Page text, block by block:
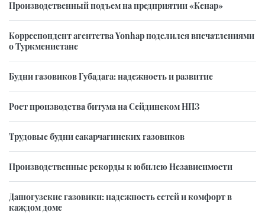
Производственный подъем на предприятии «Кенар»
Корреспондент агентства Yonhap поделился впечатлениями
о Туркменистане
Будни газовиков Губадага: надежность и развитие
Рост производства битума на Сейдинском НПЗ
Трудовые будни сакарчагинских газовиков
Производственные рекорды к юбилею Независимости
Дашогузские газовики: надежность сетей и комфорт в
каждом доме